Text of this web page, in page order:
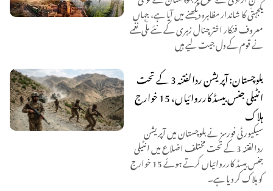
یکجہتی کا شاندار مظاہرہ دیکھنے میں آیا ہے، جہاں
معروف فنکار اختر چنال زہری کے نئے ملّی نغمے
نے قوم کے دل جیت لیے ہیں
بلوچستان: آپریشن ردالفتنہ 3 کے تحت
انٹیلی جنس بیسڈ کارروائیاں، 15 خوارج
ہلاک
سیکیورٹی فورسز نے بلوچستان میں آپریشن
ردالفتنہ 3 کے تحت مختلف اضلاع میں انٹیلی
جنس بیسڈ کارروائیاں کرتے ہوئے 15 خوارج
کو ہلاک کر دیا ہے۔